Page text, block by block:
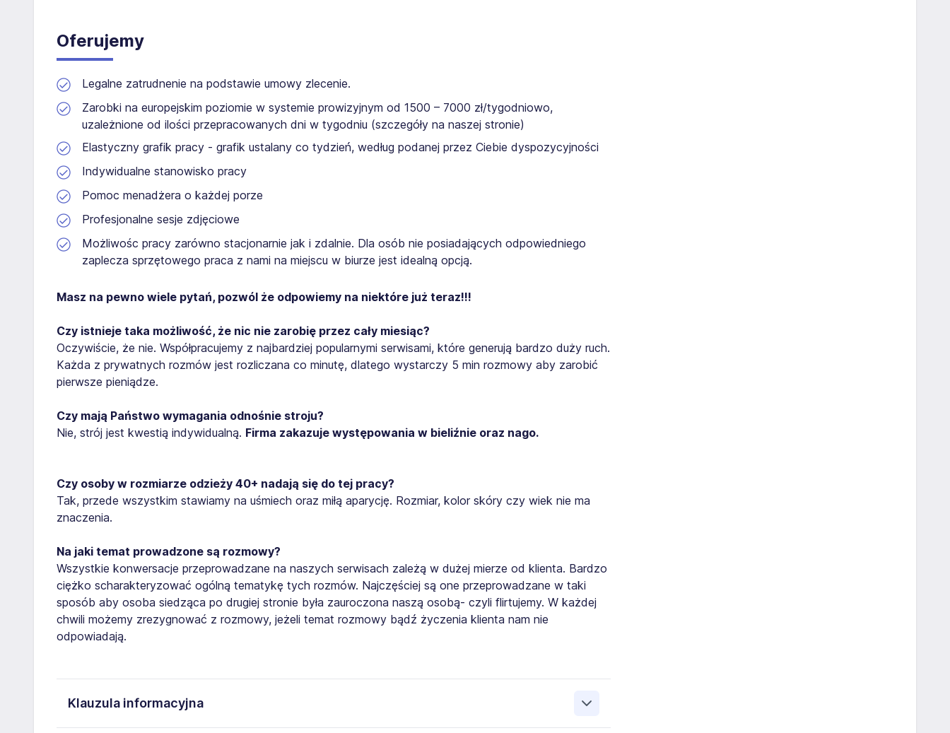
Oferujemy
Legalne zatrudnenie na podstawie umowy zlecenie.
Zarobki na europejskim poziomie w systemie prowizyjnym od 1500 – 7000 zł/tygodniowo,
uzależnione od ilości przepracowanych dni w tygodniu (szczegóły na naszej stronie)
Elastyczny grafik pracy - grafik ustalany co tydzień, według podanej przez Ciebie dyspozycyjności
Indywidualne stanowisko pracy
Pomoc menadżera o każdej porze
Profesjonalne sesje zdjęciowe
Możliwośc pracy zarówno stacjonarnie jak i zdalnie. Dla osób nie posiadających odpowiedniego
zaplecza sprzętowego praca z nami na miejscu w biurze jest idealną opcją.
Masz na pewno wiele pytań, pozwól że odpowiemy na niektóre już teraz!!!
Czy istnieje taka możliwość, że nic nie zarobię przez cały miesiąc?
Oczywiście, że nie. Współpracujemy z najbardziej popularnymi serwisami, które generują bardzo duży ruch.
Każda z prywatnych rozmów jest rozliczana co minutę, dlatego wystarczy 5 min rozmowy aby zarobić
pierwsze pieniądze.
Czy mają Państwo wymagania odnośnie stroju?
Nie, strój jest kwestią indywidualną. Firma zakazuje występowania w bieliźnie oraz nago.
Czy osoby w rozmiarze odzieży 40+ nadają się do tej pracy?
Tak, przede wszystkim stawiamy na uśmiech oraz miłą aparycję. Rozmiar, kolor skóry czy wiek nie ma
znaczenia.
Na jaki temat prowadzone są rozmowy?
Wszystkie konwersacje przeprowadzane na naszych serwisach zależą w dużej mierze od klienta. Bardzo
ciężko scharakteryzować ogólną tematykę tych rozmów. Najczęściej są one przeprowadzane w taki
sposób aby osoba siedząca po drugiej stronie była zauroczona naszą osobą- czyli flirtujemy. W każdej
chwili możemy zrezygnować z rozmowy, jeżeli temat rozmowy bądź życzenia klienta nam nie
odpowiadają.
Klauzula informacyjna